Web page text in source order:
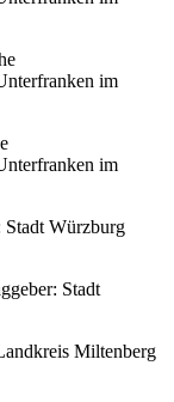
im
im
Stadt Würzburg
Stadt
Miltenberg